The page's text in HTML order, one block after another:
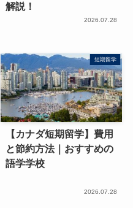
解説！
2026.07.28
短期留学
【カナダ短期留学】費用
と節約方法｜おすすめの
語学学校
2026.07.28